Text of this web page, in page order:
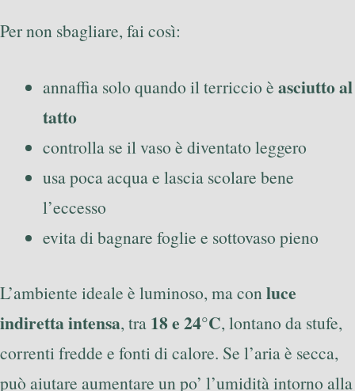
Per non sbagliare, fai così:
annaffia solo quando il terriccio è asciutto al
tatto
controlla se il vaso è diventato leggero
usa poca acqua e lascia scolare bene
l’eccesso
evita di bagnare foglie e sottovaso pieno
L’ambiente ideale è luminoso, ma conluce
indiretta intensa, tra 18 e 24°C, lontano da stufe,
correnti fredde e fonti di calore. Se l’aria è secca,
può aiutare aumentare un po’ l’umidità intorno alla